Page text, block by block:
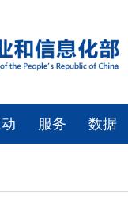
服务 数据